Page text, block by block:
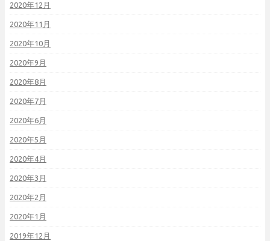
2020年12月
2020年11月
2020年10月
2020年9月
2020年8月
2020年7月
2020年6月
2020年5月
2020年4月
2020年3月
2020年2月
2020年1月
2019年12月